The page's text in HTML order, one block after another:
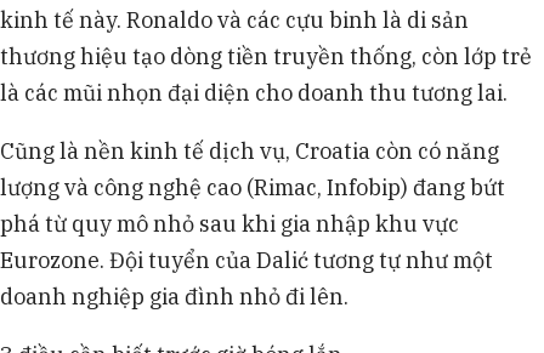
kinh tế này. Ronaldo và các cựu binh là di sản
thương hiệu tạo dòng tiền truyền thống, còn lớp trẻ
là các mũi nhọn đại diện cho doanh thu tương lai.
Cũng là nền kinh tế dịch vụ, Croatia còn có năng
lượng và công nghệ cao (Rimac, Infobip) đang bứt
phá từ quy mô nhỏ sau khi gia nhập khu vực
Eurozone. Đội tuyển của Dalić tương tự như một
doanh nghiệp gia đình nhỏ đi lên.